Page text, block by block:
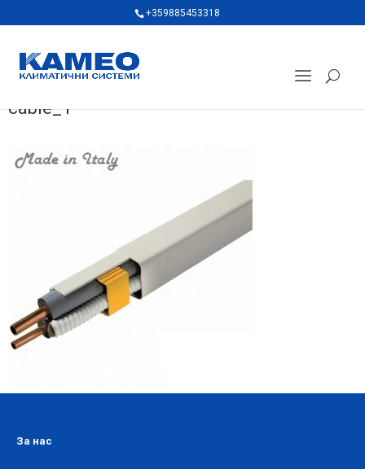
+359885453318
cable_1
За нас